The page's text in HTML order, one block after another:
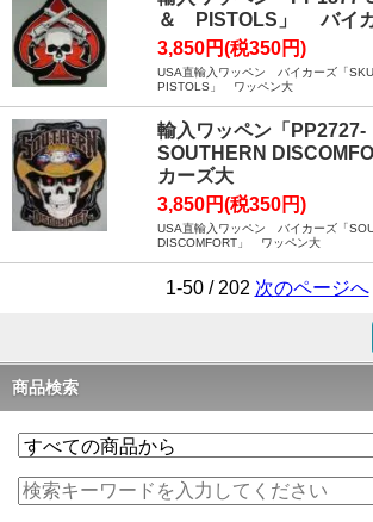
＆ PISTOLS」 バイ
3,850円(税350円)
USA直輸入ワッペン バイカーズ「
PISTOLS」 ワッペン大
輸入ワッペン「PP2727-
SOUTHERN
カーズ大
3,850円(税350円)
USA直輸入ワッペン バイカーズ「
DISCOMFORT」 ワッペン大
1-50 / 202 次のページへ
商品検索